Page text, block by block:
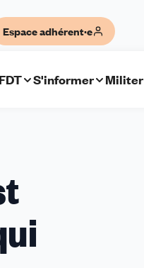
Espace adhérent·e
S'informer Militer